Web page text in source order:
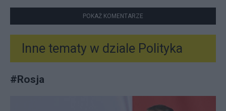
POKAŻ KOMENTARZE
Inne tematy w dziale Polityka
#Rosja